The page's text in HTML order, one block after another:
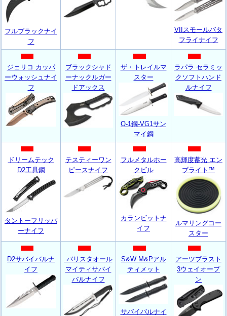
フルブラックナイ
フ
VIIスモールバタ
フライナイフ
ジェリコ カッパ
ーウォッシュナイ
フ
ブラックシャド
ーナックルガー
ドアックス
ザ・トレイルマ
スター
O-1鋼-VG1サン
マイ鋼
ラパラ セラミッ
クソフトハンド
ルナイフ
ドリームテック
D2工具鋼
タントーフリッパ
ーナイフ
テスティーワン
ピースナイフ
フルメタルホー
クビル
カランビットナ
イフ
高輝度蓄光 エン
ブライト™
ルマリングコー
スター
D2サバイバルナ
イフ
バリスタオール
マイティサバイ
バルナイフ
S&W M&Pアル
ティメット
サバイバルナイ
アーツブラスト
3ウェイオープ
ン